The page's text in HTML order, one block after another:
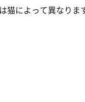
猫によって異なり